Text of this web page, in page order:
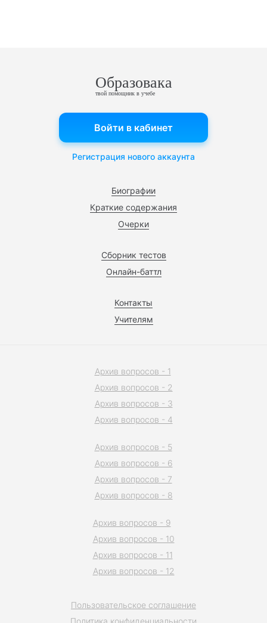
Образовака
твой помощник в учебе
Биографии
Краткие содержания
Очерки
Сборник тестов
Онлайн-баттл
Контакты
Учителям
Войти в кабинет
Регистрация нового аккаунта
Пользовательское соглашение
Политика конфиденциальности
Архив вопросов - 1
Архив вопросов - 2
Архив вопросов - 3
Архив вопросов - 4
Архив вопросов - 5
Архив вопросов - 6
Архив вопросов - 7
Архив вопросов - 8
Архив вопросов - 9
Архив вопросов - 10
Архив вопросов - 11
Архив вопросов - 12